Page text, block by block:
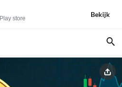
store
Bekijk